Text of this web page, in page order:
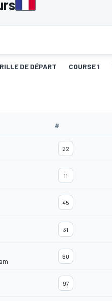
DE DÉPART COURSE 1
#
22
11
45
31
60
97